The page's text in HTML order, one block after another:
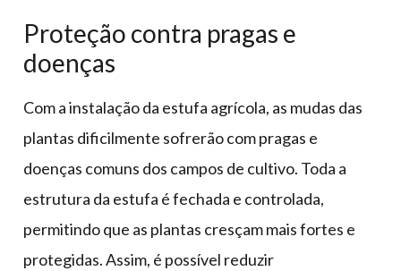
Proteção contra pragas e
doenças
Com a instalação da estufa agrícola, as mudas das
plantas dificilmente sofrerão com pragas e
doenças comuns dos campos de cultivo. Toda a
estrutura da estufa é fechada e controlada,
permitindo que as plantas cresçam mais fortes e
protegidas. Assim, é possível reduzir